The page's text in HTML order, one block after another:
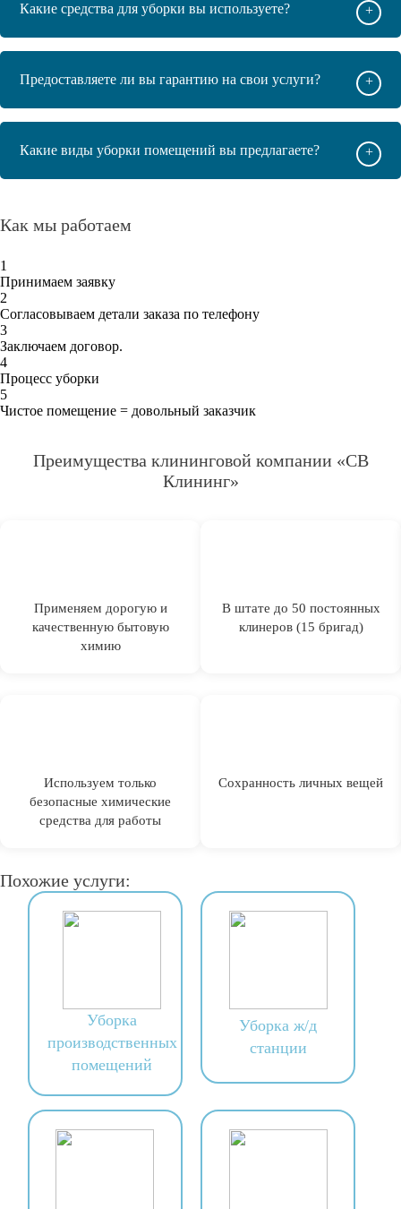
Какие средства для уборки вы используете? +
Предоставляете ли вы гарантию на свои услуги? +
Какие виды уборки помещений вы предлагаете? +
Как мы работаем
1
Принимаем заявку
2
Согласовываем детали заказа по телефону
3
Заключаем договор.
4
Процесс уборки
5
Чистое помещение = довольный заказчик
Преимущества клининговой компании «СВ
Клининг»
Применяем дорогую и
качественную бытовую
химию
В штате до 50 постоянных
клинеров (15 бригад)
Используем только
безопасные химические
средства для работы
Сохранность личных вещей
Похожие услуги:
Уборка
производственных
помещений
Уборка ж/д
станции